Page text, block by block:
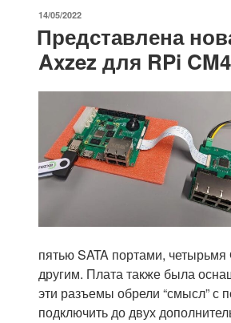
ОПУБЛИКОВАНО
14/05/2022
Представлена
Axzez для RPi CM4
пятью SATA портами,
другим. Плата также была
эти разъемы обрели “смысл” с
подключить до двух